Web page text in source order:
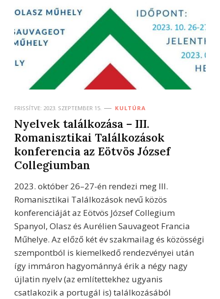
FRISSÍTVE: 2023. SZEPTEMBER 15. KULTÚRA
Nyelvek találkozása – III.
Romanisztikai Találkozások
konferencia az Eötvös József
Collegiumban
2023. október 26–27-én rendezi meg III.
Romanisztikai Találkozások nevű közös
konferenciáját az Eötvös József Collegium
Spanyol, Olasz és Aurélien Sauvageot Francia
Műhelye. Az előző két év szakmailag és közösségi
szempontból is kiemelkedő rendezvényei után
így immáron hagyománnyá érik a négy nagy
újlatin nyelv (az említettekhez ugyanis
csatlakozik a portugál is) találkozásából